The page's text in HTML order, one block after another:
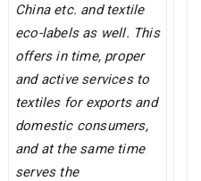
China etc. and textile
eco-labels as well. This
offers in time, proper
and active services to
textiles for exports and
domestic consumers,
and at the same time
serves the